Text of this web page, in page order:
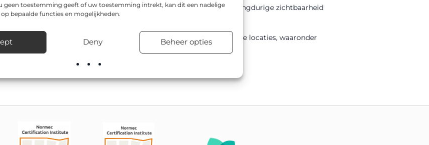
geen toestemming geeft of uw toestemming intrekt, kan dit een nadelige
bepaalde functies en mogelijkheden.
Deny Beheer opties
uitvoering, geproduceerd met klasse III reflectiefolie voor langdurige zichtbaarheid
onder andere 600x900mm. Het bord is geschikt voor uiteenlopende locaties, waaronder
particuliere terreinen.
uitvoering en zorgt voor snelle levering uit voorraad.